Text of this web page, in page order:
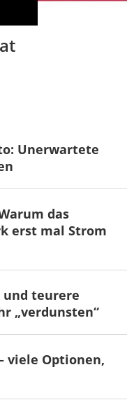
Unerwartete
das
erst mal Strom
und teurere
„verdunsten“
viele Optionen,